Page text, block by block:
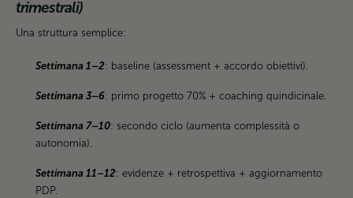
trimestrali)
Una struttura semplice:
Settimana 1–2: baseline (assessment + accordo obiettivi).
Settimana 3–6: primo progetto 70% + coaching quindicinale.
Settimana 7–10: secondo ciclo (aumenta complessità o
autonomia).
Settimana 11–12: evidenze + retrospettiva + aggiornamento
PDP.